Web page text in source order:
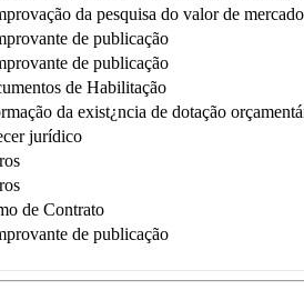
da pesquisa do valor de mercado
de publicação
de publicação
de Habilitação
da exist¿ncia de dotação
jurídico
de Contrato
de publicação